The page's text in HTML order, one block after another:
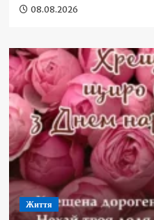
08.08.2026
Життя